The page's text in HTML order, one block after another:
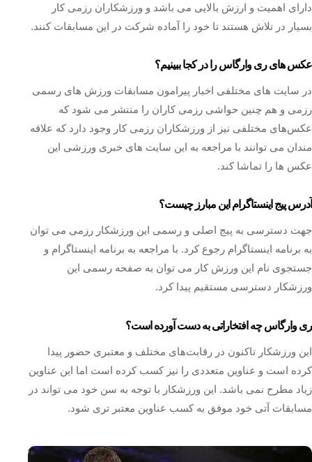
دارای اهمیت و ارزش بالایی می باشد و ورزشکاران رزمی کار
بسیار در تلاش هستند تا خود را آماده شرکت در این مسابقات کنند.
عکس های ری وارگاس را در کجا ببینیم؟
در سایت های مختلفی اخبار پیرامون مسابقات ورزش های رسمی
رزمی و هم چنین حواشی رزمی کاران را منتشر می‌ شود که
عکس‌های مختلفی نیز از ورزشکاران رزمی کار وجود دارد که علاقه‌
مندان می‌ توانند با مراجعه به این سایت های خبری ورزشی این
عکس ها را تماشا کند.
آدرس پیج اینستاگرام این مبارز چیست؟
جهت دسترسی به پیج اصلی و رسمی این ورزشکار رزمی می توان
به برنامه اینستاگرام رجوع کرد. با مراجعه به برنامه اینستاگرام و
جستجوی نام این ورزش کار می توان به صفحه رسمی این
ورزشکار دسترسی مستقیم پیدا کرد.
ری وارگاس چه افتخاراتی به دست آورده است؟
این ورزشکار تاکنون در رقابت‌های مختلف و معتبری حضور پیدا
کرده است و عناوین متعددی را نیز کسب کرده است اما این عناوین
زیاد مطرح نمی باشد. این ورزشکار با توجه به سن خود می‌ تواند در
مسابقات آتی خود موفق به کسب عناوین معتبر تری شود.